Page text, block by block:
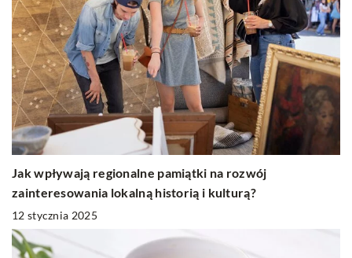
Jak wpływają regionalne pamiątki na rozwój
zainteresowania lokalną historią i kulturą?
12 stycznia 2025